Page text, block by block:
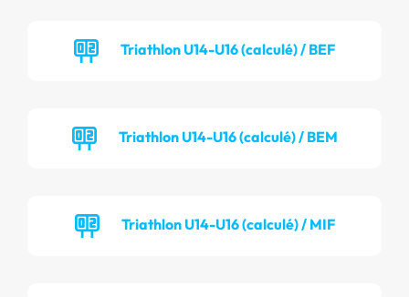
Triathlon U14-U16 (calculé) / BEF
Triathlon U14-U16 (calculé) / BEM
Triathlon U14-U16 (calculé) / MIF